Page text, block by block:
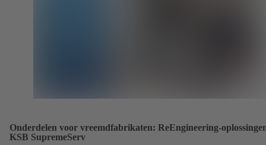
Onderdelen voor vreemdfabrikaten: ReEngineering-
KSB SupremeServ